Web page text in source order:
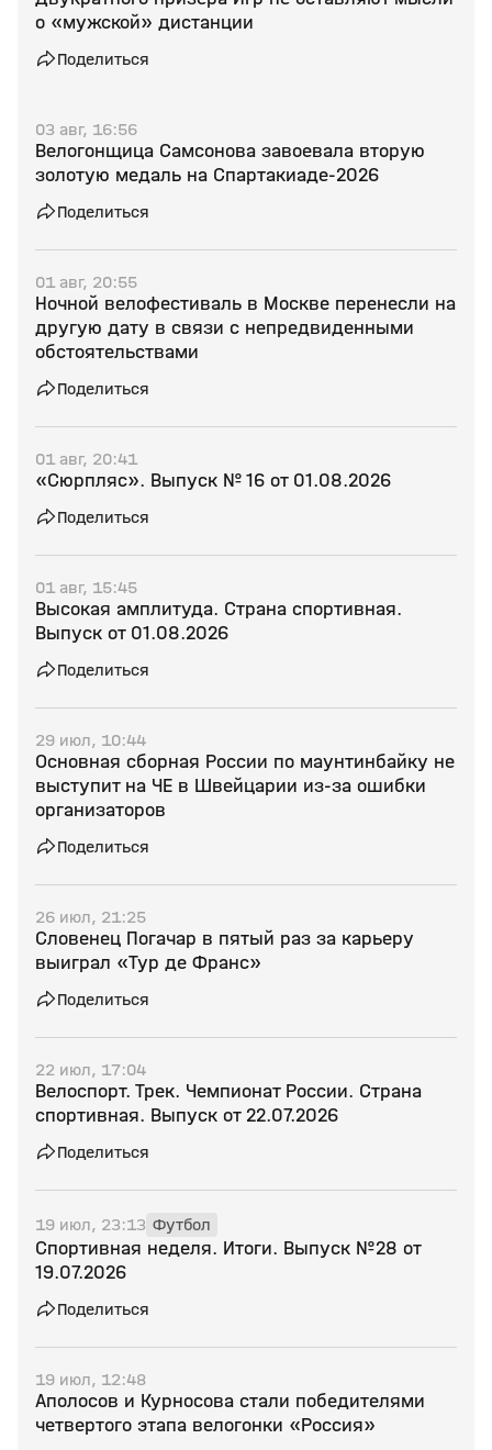
о «мужской» дистанции
Поделиться
03 авг, 16:56
Велогонщица Самсонова завоевала вторую
золотую медаль на Спартакиаде‑2026
Поделиться
01 авг, 20:55
Ночной велофестиваль в Москве перенесли на
другую дату в связи с непредвиденными
обстоятельствами
Поделиться
01 авг, 20:41
«Сюрпляс». Выпуск № 16 от 01.08.2026
Поделиться
01 авг, 15:45
Высокая амплитуда. Страна спортивная.
Выпуск от 01.08.2026
Поделиться
29 июл, 10:44
Основная сборная России по маунтинбайку не
выступит на ЧЕ в Швейцарии из‑за ошибки
организаторов
Поделиться
26 июл, 21:25
Словенец Погачар в пятый раз за карьеру
выиграл «Тур де Франс»
Поделиться
22 июл, 17:04
Велоспорт. Трек. Чемпионат России. Страна
спортивная. Выпуск от 22.07.2026
Поделиться
19 июл, 23:13 Футбол
Спортивная неделя. Итоги. Выпуск №28 от
19.07.2026
Поделиться
19 июл, 12:48
Аполосов и Курносова стали победителями
четвертого этапа велогонки «Россия»